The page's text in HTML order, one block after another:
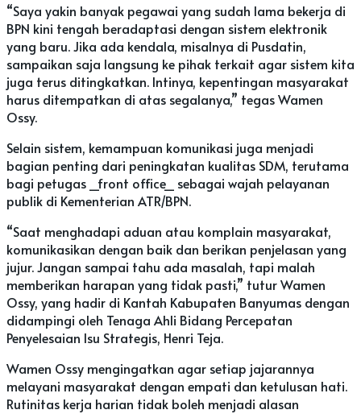
“Saya yakin banyak pegawai yang sudah lama bekerja di
BPN kini tengah beradaptasi dengan sistem elektronik
yang baru. Jika ada kendala, misalnya di Pusdatin,
sampaikan saja langsung ke pihak terkait agar sistem kita
juga terus ditingkatkan. Intinya, kepentingan masyarakat
harus ditempatkan di atas segalanya,” tegas Wamen
Ossy.
Selain sistem, kemampuan komunikasi juga menjadi
bagian penting dari peningkatan kualitas SDM, terutama
bagi petugas _front office_ sebagai wajah pelayanan
publik di Kementerian ATR/BPN.
“Saat menghadapi aduan atau komplain masyarakat,
komunikasikan dengan baik dan berikan penjelasan yang
jujur. Jangan sampai tahu ada masalah, tapi malah
memberikan harapan yang tidak pasti,” tutur Wamen
Ossy, yang hadir di Kantah Kabupaten Banyumas dengan
didampingi oleh Tenaga Ahli Bidang Percepatan
Penyelesaian Isu Strategis, Henri Teja.
Wamen Ossy mengingatkan agar setiap jajarannya
melayani masyarakat dengan empati dan ketulusan hati.
Rutinitas kerja harian tidak boleh menjadi alasan